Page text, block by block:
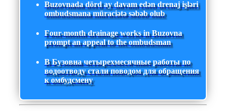
Buzovnada dörd ay davam edən drenaj işləri
ombudsmana müraciətə səbəb olub
Four-month drainage works in Buzovna
prompt an appeal to the ombudsman
В Бузовна четырехмесячные работы по
водоотводу стали поводом для обращения
к омбудсмену